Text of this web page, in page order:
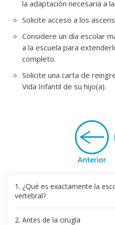
la adaptación necesaria a
Solicite acceso a los
Considere un día escolar
a la escuela para
completo.
Solicite una carta de
Vida Infantil de su hijo(a).
1. ¿Qué es exactamente la
vertebral?
2. Antes de la cirugía